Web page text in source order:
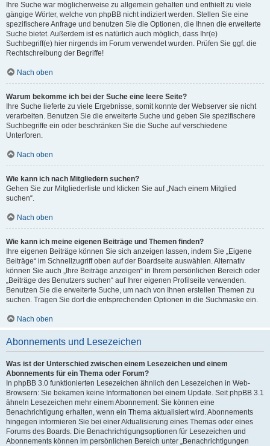
Ihre Suche war möglicherweise zu allgemein gehalten und enthielt zu viele
gängige Wörter, welche von phpBB nicht indiziert werden. Stellen Sie eine
spezifischere Anfrage und benutzen Sie die Optionen, die Ihnen die erweiterte
Suche bietet. Außerdem ist es natürlich auch möglich, dass Ihr(e)
Suchbegriff(e) hier nirgends im Forum verwendet wurden. Prüfen Sie ggf. die
Rechtschreibung der Begriffe!
Nach oben
Warum bekomme ich bei der Suche eine leere Seite?
Ihre Suche lieferte zu viele Ergebnisse, somit konnte der Webserver sie nicht
verarbeiten. Benutzen Sie die erweiterte Suche und geben Sie spezifischere
Suchbegriffe ein oder beschränken Sie die Suche auf verschiedene
Unterforen.
Nach oben
Wie kann ich nach Mitgliedern suchen?
Gehen Sie zur Mitgliederliste und klicken Sie auf „Nach einem Mitglied
suchen“.
Nach oben
Wie kann ich meine eigenen Beiträge und Themen finden?
Ihre eigenen Beiträge können Sie sich anzeigen lassen, indem Sie „Eigene
Beiträge“ im Schnellzugriff oben auf der Boardseite auswählen. Alternativ
können Sie auch „Ihre Beiträge anzeigen“ in Ihrem persönlichen Bereich oder
„Beiträge des Benutzers suchen“ auf Ihrer eigenen Profilseite verwenden.
Benutzen Sie die erweiterte Suche, um nach von Ihnen erstellen Themen zu
suchen. Tragen Sie dort die entsprechenden Optionen in die Suchmaske ein.
Nach oben
Abonnements und Lesezeichen
Was ist der Unterschied zwischen einem Lesezeichen und einem
Abonnements für ein Thema oder Forum?
In phpBB 3.0 funktionierten Lesezeichen ähnlich den Lesezeichen in Web-
Browsern: Sie bekamen keine Informationen bei einem Update. Seit phpBB 3.1
ähneln Lesezeichen mehr einem Abonnement: Sie können eine
Benachrichtigung erhalten, wenn ein Thema aktualisiert wird. Abonnements
hingegen informieren Sie bei einer Aktualisierung eines Themas oder eines
Forums des Boards. Die Benachrichtigungsoptionen für Lesezeichen und
Abonnements können im persönlichen Bereich unter „Benachrichtigungen